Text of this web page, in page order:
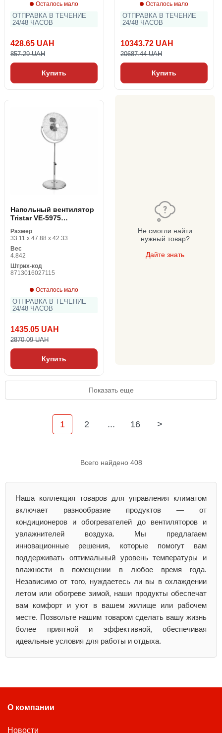
Осталось мало
ОТПРАВКА В ТЕЧЕНИЕ
24/48 ЧАСОВ
428.65 UAH
857.29 UAH
Купить
Осталось мало
ОТПРАВКА В ТЕЧЕНИЕ
24/48 ЧАСОВ
10343.72 UAH
20687.44 UAH
Купить
Напольный вентилятор
Tristar VE-5975
100W
Размер
33.11 x 47.88 x 42.33
Вес
4.842
Штрих-код
8713016027115
Осталось мало
ОТПРАВКА В ТЕЧЕНИЕ
24/48 ЧАСОВ
1435.05 UAH
2870.09 UAH
Купить
Не смогли найти
нужный товар?
Дайте знать
Показать еще
1 2 ... 16 >
Всего найдено 408
Наша коллекция товаров для управления климатом
включает разнообразие продуктов — от
кондиционеров и обогревателей до вентиляторов и
увлажнителей воздуха. Мы предлагаем
инновационные решения, которые помогут вам
поддерживать оптимальный уровень температуры и
влажности в помещении в любое время года.
Независимо от того, нуждаетесь ли вы в охлаждении
летом или обогреве зимой, наши продукты обеспечат
вам комфорт и уют в вашем жилище или рабочем
месте. Позвольте нашим товаром сделать вашу жизнь
более приятной и эффективной, обеспечивая
идеальные условия для работы и отдыха.
О компании
Новости